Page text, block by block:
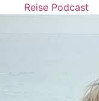
Reise Podcast